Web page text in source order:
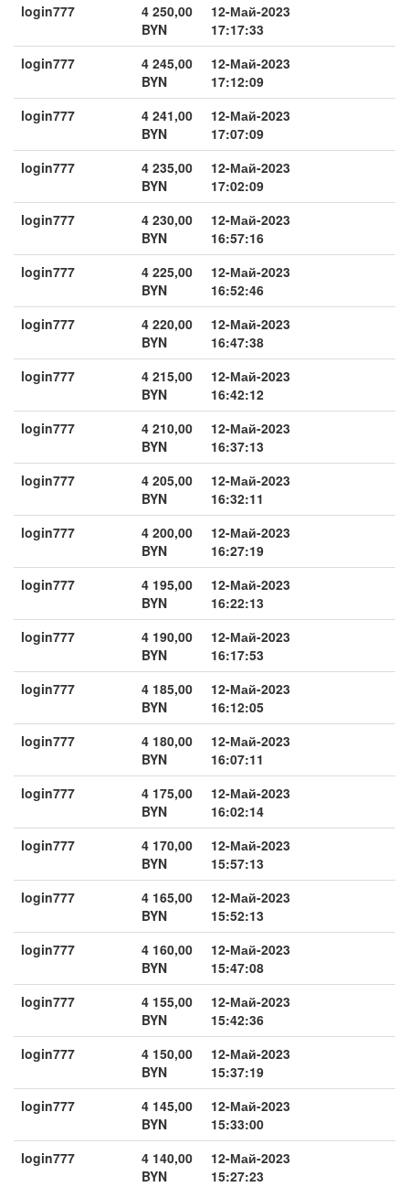
login777
4 250,00
BYN
12-Май-2023
17:17:33
login777
4 245,00
BYN
12-Май-2023
17:12:09
login777
4 241,00
BYN
12-Май-2023
17:07:09
login777
4 235,00
BYN
12-Май-2023
17:02:09
login777
4 230,00
BYN
12-Май-2023
16:57:16
login777
4 225,00
BYN
12-Май-2023
16:52:46
login777
4 220,00
BYN
12-Май-2023
16:47:38
login777
4 215,00
BYN
12-Май-2023
16:42:12
login777
4 210,00
BYN
12-Май-2023
16:37:13
login777
4 205,00
BYN
12-Май-2023
16:32:11
login777
4 200,00
BYN
12-Май-2023
16:27:19
login777
4 195,00
BYN
12-Май-2023
16:22:13
login777
4 190,00
BYN
12-Май-2023
16:17:53
login777
4 185,00
BYN
12-Май-2023
16:12:05
login777
4 180,00
BYN
12-Май-2023
16:07:11
login777
4 175,00
BYN
12-Май-2023
16:02:14
login777
4 170,00
BYN
12-Май-2023
15:57:13
login777
4 165,00
BYN
12-Май-2023
15:52:13
login777
4 160,00
BYN
12-Май-2023
15:47:08
login777
4 155,00
BYN
12-Май-2023
15:42:36
login777
4 150,00
BYN
12-Май-2023
15:37:19
login777
4 145,00
BYN
12-Май-2023
15:33:00
login777
4 140,00
BYN
12-Май-2023
15:27:23